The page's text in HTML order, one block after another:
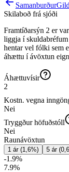
Samanburður
Skilaboð frá sjóði
Framtíðarsýn 2 er
liggja í
hentar vel fólki sem
áhættu í ávöxtun
Áhættuvísir
2
Kostn. vegna
Nei
Tryggður höfuðstóll
Nei
Raunávöxtun
1 ár(1,6%) 5 ár(0,6
-1.9%
7.9%